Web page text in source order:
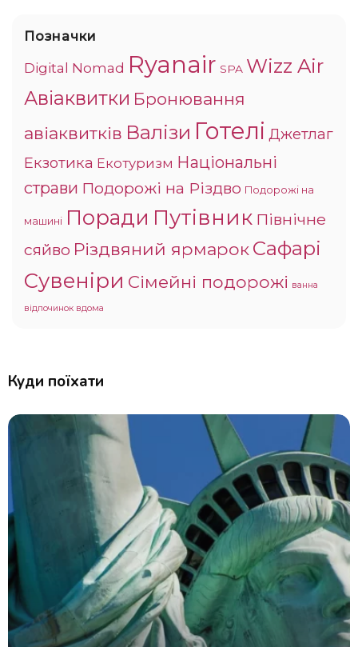
Позначки
Digital Nomad Ryanair SPA Wizz Air
Авіаквитки Бронювання
авіаквитків Валізи Готелі Джетлаг
Екзотика Екотуризм Національні
страви Подорожі на Різдво Подорожі на
машині Поради Путівник Північне
сяйво Різдвяний ярмарокСафарі
Сувеніри Сімейні подорожі ванна
відпочинок вдома
Куди поїхати